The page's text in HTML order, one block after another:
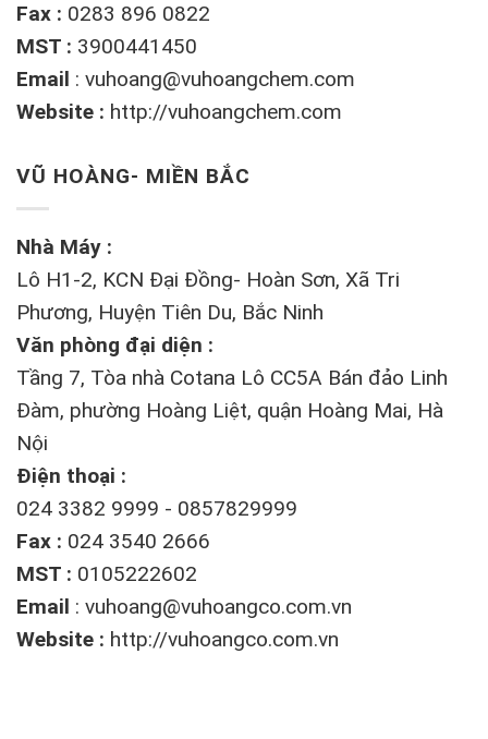
Fax : 0283 896 0822
MST : 3900441450
Email : vuhoang@vuhoangchem.com
Website : http://vuhoangchem.com
VŨ HOÀNG- MIỀN BẮC
Nhà Máy :
Lô H1-2, KCN Đại Đồng- Hoàn Sơn, Xã Tri
Phương, Huyện Tiên Du, Bắc Ninh
Văn phòng đại diện :
Tầng 7, Tòa nhà Cotana Lô CC5A Bán đảo Linh
Đàm, phường Hoàng Liệt, quận Hoàng Mai, Hà
Nội
Điện thoại :
024 3382 9999 - 0857829999
Fax : 024 3540 2666
MST : 0105222602
Email : vuhoang@vuhoangco.com.vn
Website : http://vuhoangco.com.vn